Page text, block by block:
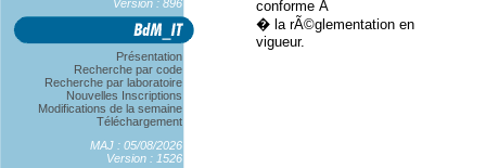
Version : 896
Présentation
Recherche par code
Recherche par laboratoire
Nouvelles Inscriptions
Modifications de la semaine
Téléchargement
MAJ : 05/08/2026
Version : 1526
conforme Ã
� la rÃ©glementation en
vigueur.